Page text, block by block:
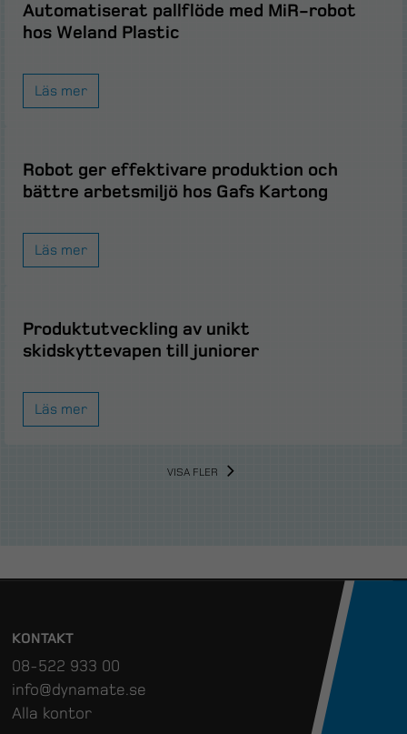
Automatiserat pallflöde med MiR-robot
hos Weland Plastic
Läs mer
Robot ger effektivare produktion och
bättre arbetsmiljö hos Gafs Kartong
Läs mer
Produktutveckling av unikt
skidskyttevapen till juniorer
Läs mer
VISA FLER
KONTAKT
08-522 933 00
info@dynamate.se
Alla kontor